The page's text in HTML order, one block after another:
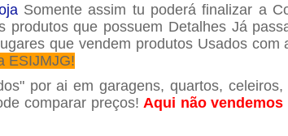
Somente assim tu poderá finalizar a
produtos que possuem Detalhes Já
que vendem produtos Usados com
ESIJMJG!
por ai em garagens, quartos,
comparar preços! Aqui não